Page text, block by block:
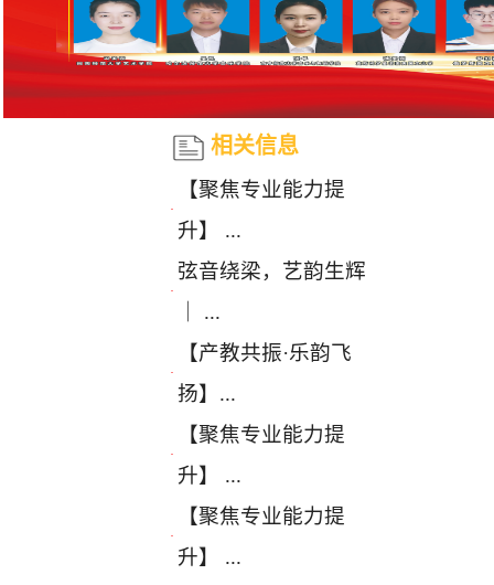
相关信息
·
【聚焦专业能力提
升】 ...
·
弦音绕梁，艺韵生辉
｜ ...
·
【产教共振·乐韵飞
扬】...
·
【聚焦专业能力提
升】 ...
·
【聚焦专业能力提
升】 ...